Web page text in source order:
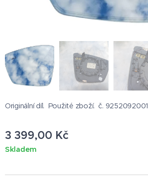
Originální díl. Použité zboží. č. 9252092001
3 399,00 Kč
Skladem